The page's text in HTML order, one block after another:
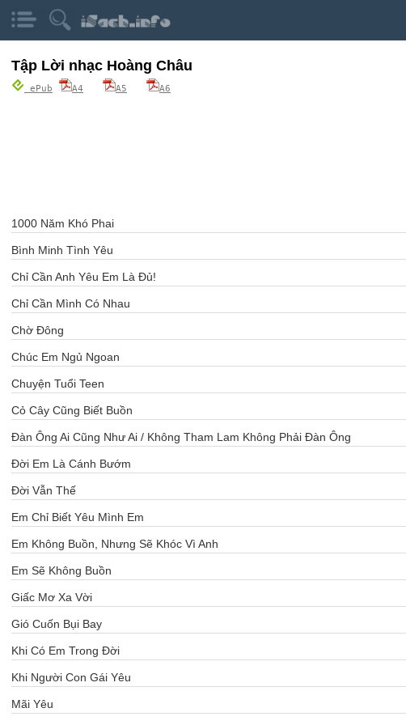
Tập Lời nhạc Hoàng Châu
ePub A4 A5 A6
1000 Năm Khó Phai
Bình Minh Tình Yêu
Chỉ Cần Anh Yêu Em Là Đủ!
Chỉ Cần Mình Có Nhau
Chờ Đông
Chúc Em Ngủ Ngoan
Chuyện Tuổi Teen
Cỏ Cây Cũng Biết Buồn
Đàn Ông Ai Cũng Như Ai / Không Tham Lam Không Phải Đàn Ông
Đời Em Là Cánh Bướm
Đời Vẫn Thế
Em Chỉ Biết Yêu Mình Em
Em Không Buồn, Nhưng Sẽ Khóc Vì Anh
Em Sẽ Không Buồn
Giấc Mơ Xa Vời
Gió Cuốn Bụi Bay
Khi Có Em Trong Đời
Khi Người Con Gái Yêu
Mãi Yêu